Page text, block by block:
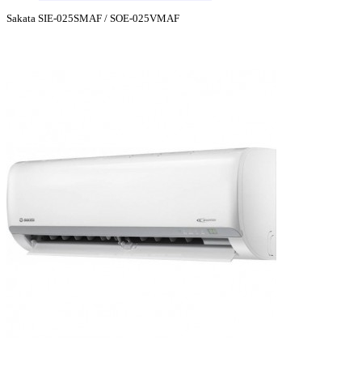
Sakata SIE-025SMAF / SOE-025VMAF